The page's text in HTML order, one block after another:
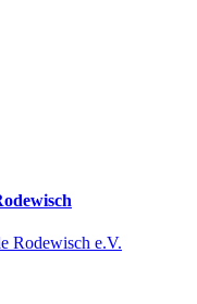
Rodewisch e.V.